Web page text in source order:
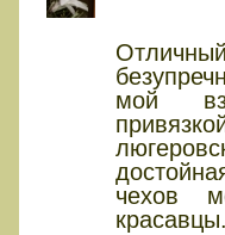
мой
чехов
красавцы.